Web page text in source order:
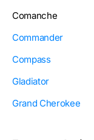
Comanche
Commander
Compass
Gladiator
Grand Cherokee